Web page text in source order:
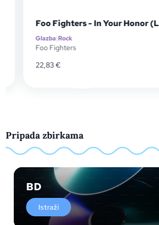
Foo Fighters - In Your Honor
Glazba|Rock
Foo Fighters
22,83€
Pripada zbirkama
BD
Istraži